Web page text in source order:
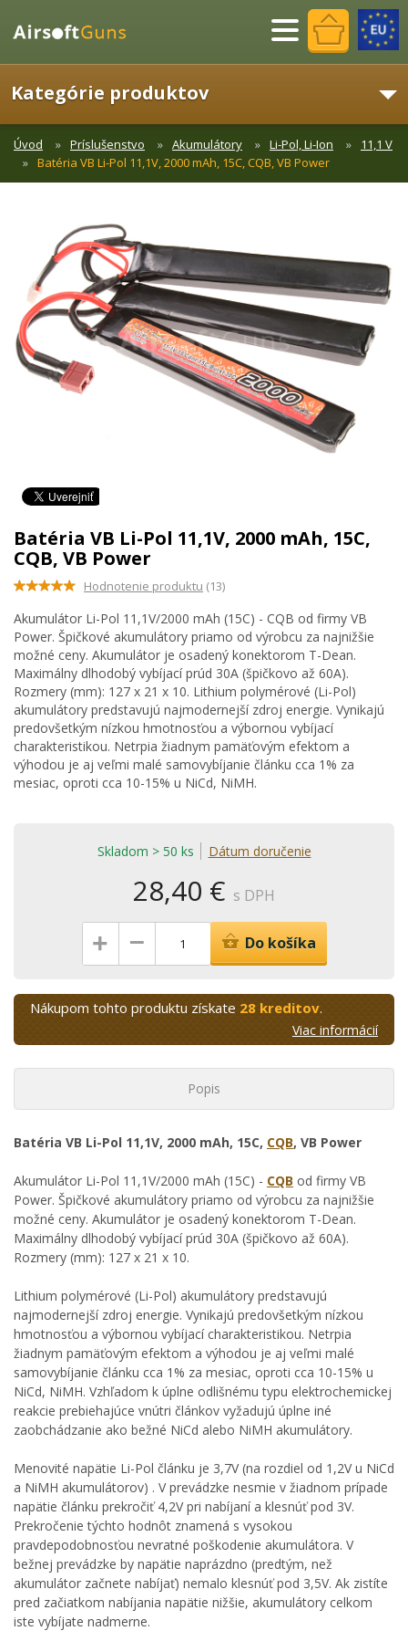
Menu
Kategórie produktov
Úvod Príslušenstvo Akumulátory Li-Pol, Li-Ion
11,1 V
Batéria VB Li-Pol 11,1V, 2000 mAh, 15C, CQB, VB Power
Batéria VB Li-Pol 11,1V, 2000 mAh, 15C,
CQB, VB Power
Hodnotenie produktu (13)
Akumulátor Li-Pol 11,1V/2000 mAh (15C) - CQB od firmy VB
Power. Špičkové akumulátory priamo od výrobcu za najnižšie
možné ceny. Akumulátor je osadený konektorom T-Dean.
Maximálny dlhodobý vybíjací prúd 30A (špičkovo až 60A).
Rozmery (mm): 127 x 21 x 10. Lithium polymérové (Li-Pol)
akumulátory predstavujú najmodernejší zdroj energie. Vynikajú
predovšetkým nízkou hmotnosťou a výbornou vybíjací
charakteristikou. Netrpia žiadnym pamäťovým efektom a
výhodou je aj veľmi malé samovybíjanie článku cca 1% za
mesiac, oproti cca 10-15% u NiCd, NiMH.
Skladom > 50 ks Dátum doručenie
28,40 € s DPH
+ – Do košíka
Nákupom tohto produktu získate 28 kreditov.
Viac informácií
Popis
Batéria VB Li-Pol 11,1V, 2000 mAh, 15C, CQB, VB Power
Akumulátor Li-Pol 11,1V/2000 mAh (15C) - CQB od firmy VB
Power. Špičkové akumulátory priamo od výrobcu za najnižšie
možné ceny. Akumulátor je osadený konektorom T-Dean.
Maximálny dlhodobý vybíjací prúd 30A (špičkovo až 60A).
Rozmery (mm): 127 x 21 x 10.
Lithium polymérové ​​(Li-Pol) akumulátory predstavujú
najmodernejší zdroj energie. Vynikajú predovšetkým nízkou
hmotnosťou a výbornou vybíjací charakteristikou. Netrpia
žiadnym pamäťovým efektom a výhodou je aj veľmi malé
samovybíjanie článku cca 1% za mesiac, oproti cca 10-15% u
NiCd, NiMH. Vzhľadom k úplne odlišnému typu elektrochemickej
reakcie prebiehajúce vnútri článkov vyžadujú úplne iné
zaobchádzanie ako bežné NiCd alebo NiMH akumulátory.
Menovité napätie Li-Pol článku je 3,7V (na rozdiel od 1,2V u NiCd
a NiMH akumulátorov) . V prevádzke nesmie v žiadnom prípade
napätie článku prekročiť 4,2V pri nabíjaní a klesnúť pod 3V.
Prekročenie týchto hodnôt znamená s vysokou
pravdepodobnosťou nevratné poškodenie akumulátora. V
bežnej prevádzke by napätie naprázdno (predtým, než
akumulátor začnete nabíjať) nemalo klesnúť pod 3,5V. Ak zistíte
pred začiatkom nabíjania napätie nižšie, akumulátory celkom
iste vybíjate nadmerne.